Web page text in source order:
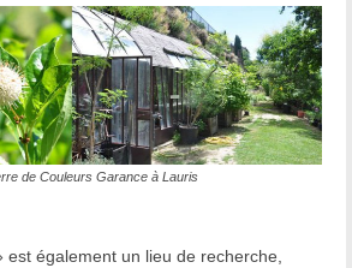
de Couleurs Garance à Lauris
également un lieu de recherche,